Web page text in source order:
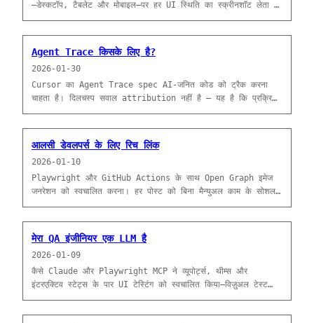
—डेस्कटॉप, टैबलेट और मोबाइल—पर हर UI स्थिति का स्क्रीनशॉट लेता है
और उन्हें आर्टिफैक्ट के रूप में अपलोड करता है।
Agent Trace किसके लिए है?
2026-01-30
Cursor का Agent Trace spec AI-जनित कोड को ट्रैक करना
चाहता है। दिलचस्प सवाल attribution नहीं है — यह है कि प्रक्रिया
डेटा क्या अनलॉक कर सकता है।
आलसी डेवलपर्स के लिए रिच लिंक
2026-01-10
Playwright और GitHub Actions के साथ Open Graph इमेज
जनरेशन को स्वचालित करना। हर पोस्ट को बिना मैन्युअल काम के सोशल
प्रीव्यू इमेज मिलती है।
मेरा QA इंजीनियर एक LLM है
2026-01-09
कैसे Claude और Playwright MCP ने व्यूपोर्ट्स, थीम्स और
इंटरएक्टिव स्टेट्स के पार UI टेस्टिंग को स्वचालित किया—विज़ुअल टेस्ट
रिपोर्ट्स के रूप में GitHub Issues के साथ।